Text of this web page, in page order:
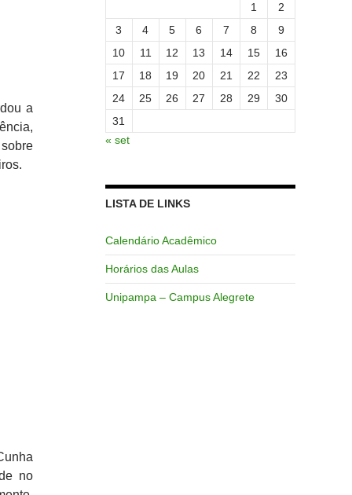
a
no
1
2
3
4 5 6 7 8
9
10
11 12 13 14 15
16
17
18 19 20 21 22
23
24
25 26 27 28 29
30
31
« set
LISTA DE LINKS
Calendário Acadêmico
Horários das Aulas
Unipampa – Campus Alegrete